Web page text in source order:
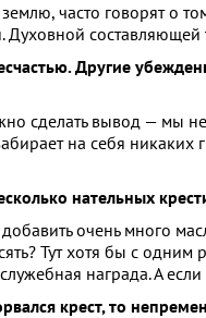
часто говорят о
составляющей
Другие
сделать вывод — мы
на себя
нательных
очень много
Тут хотя бы с
награда. А
крест, то